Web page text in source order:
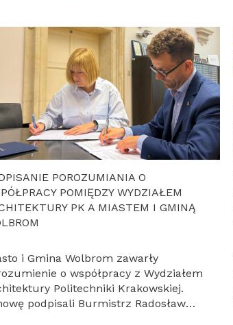
POROZUMIANIA O
POMIĘDZY WYDZIAŁEM
PK A MIASTEM I GMINĄ
i Gmina Wolbrom zawarły
o współpracy z Wydziałem
Politechniki Krakowskiej.
podpisali Burmistrz Radosław